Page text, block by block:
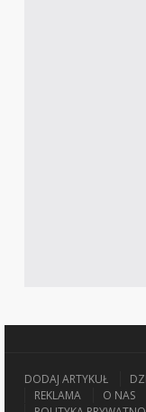
DODAJ ARTYKUŁ
REKLAMA
O NAS